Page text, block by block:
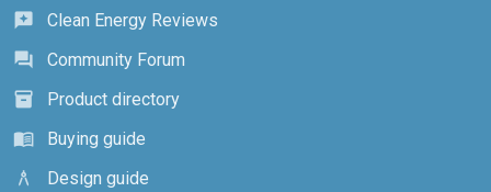
reviews
Clean Energy Reviews
forum
Community Forum
inventory_2
Product directory
menu_book
Buying guide
architecture
Design guide